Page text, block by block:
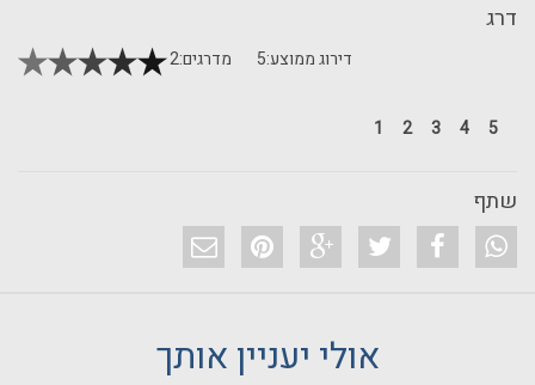
דרג
דירוג ממוצע:5 מדרגים:2
5
4
3
2
1
שתף
אולי יעניין אותך